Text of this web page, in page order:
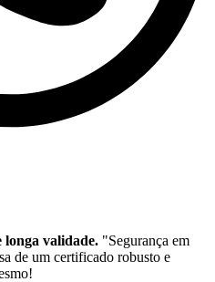
longa validade. "Segurança em
de um certificado robusto e